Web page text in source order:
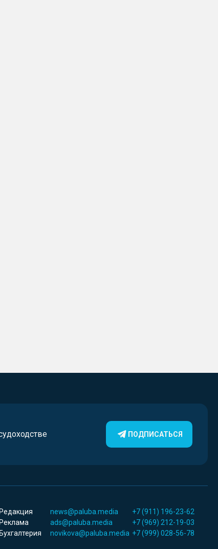
ПОДПИСАТЬСЯ
Редакция news@paluba.media
+7 (911) 196-23-62
Реклама
ads@paluba.media
+7 (969) 212-19-03
Бухгалтерия
novikova@paluba.media +7 (999) 028-56-78